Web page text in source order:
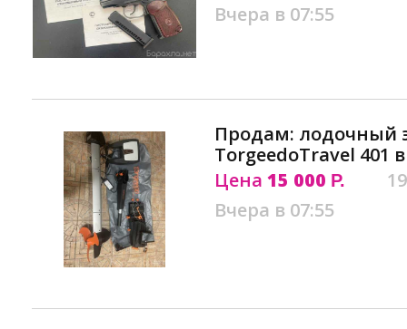
Вчера в 07:55
Продам: лодочный
TorgeedoTravel 401
Цена 15 000 Р.
Вчера в 07:55